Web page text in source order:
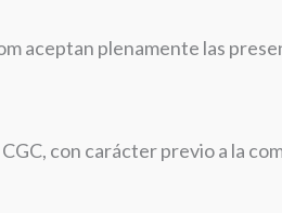
aceptan plenamente las
con carácter previo a la